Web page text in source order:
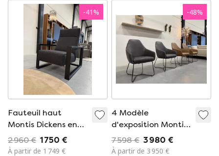
-41%
Fauteuil haut
Montis Dickens en
tissu anthracite
2 960 € 1 750 €
À partir de 1 749 €
-48%
4 Modèle
d'exposition Montis
Lazy Vico chaises de
salle à manger en
7 598 € 3 980 €
À partir de 3 950 €